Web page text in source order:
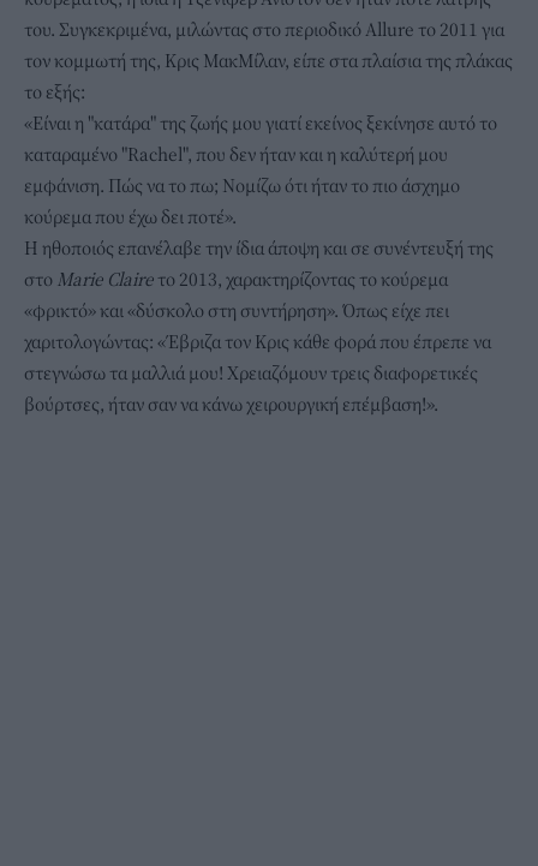
του. Συγκεκριμένα, μιλώντας στο περιοδικό Allure το 2011 για
τον κομμωτή της, Κρις ΜακΜίλαν, είπε στα πλαίσια της πλάκας
το εξής:
«Είναι η "κατάρα" της ζωής μου γιατί εκείνος ξεκίνησε αυτό το
καταραμένο "Rachel", που δεν ήταν και η καλύτερή μου
εμφάνιση. Πώς να το πω; Νομίζω ότι ήταν το πιο άσχημο
κούρεμα που έχω δει ποτέ».
Η ηθοποιός επανέλαβε την ίδια άποψη και σε συνέντευξή της
στο Marie Claireτο 2013, χαρακτηρίζοντας το κούρεμα
«φρικτό» και «δύσκολο στη συντήρηση». Όπως είχε πει
χαριτολογώντας: «Έβριζα τον Κρις κάθε φορά που έπρεπε να
στεγνώσω τα μαλλιά μου! Χρειαζόμουν τρεις διαφορετικές
βούρτσες, ήταν σαν να κάνω χειρουργική επέμβαση!».